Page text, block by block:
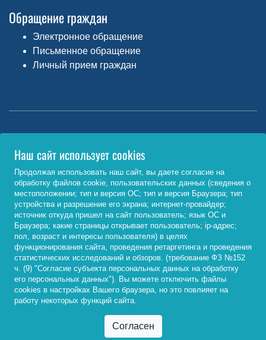
Обращение граждан
Электронное обращение
Письменное обращение
Личный прием граждан
Министерство науки и высшего образования РФ
http://www.minobrnauki.gov.ru/
Министерство просвещения РФ
https://edu.gov.ru/
Федеральный портал «Российское образование»
http://www.edu.ru/
© 2026, ФГБОУ ВО «Байкальский государственный
университет»
Наш сайт использует cookies
Продолжая использовать наш сайт, вы даете согласие на
обработку файлов cookie, пользовательских данных (сведения о
местоположении; тип и версия ОС; тип и версия Браузера; тип
устройства и разрешение его экрана; интернет-провайдер;
источник откуда пришел на сайт пользователь; язык ОС и
Браузера; какие страницы открывает пользователь; ip-адрес;
пол, возраст и интересы пользователя) в целях
функционирования сайта, проведения ретаргетинга и проведения
статистических исследований и обзоров. (требование ФЗ №152
ч. (9) "Согласие субъекта персональных данных на обработку
его персональных данных"). Вы можете отключить файлы
cookies в настройках Вашего браузера, но это повлияет на
работу некоторых функций сайта.